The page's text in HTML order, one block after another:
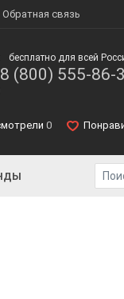
Обратная связь
бесплатно для всей
8 (800) 555-86-
0